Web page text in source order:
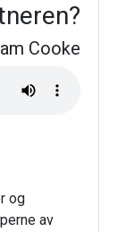
Cooke
og
av